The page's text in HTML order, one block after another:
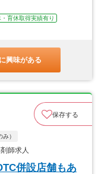
・育休取得実績有り
興味がある
保存する
）
師求人
併設店舗もあ